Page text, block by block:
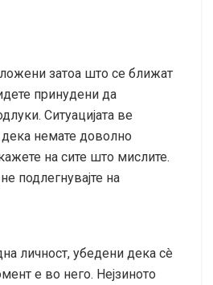
затоа што се ближат
принудени да
Ситуацијата ве
немате доволно
на сите што мислите.
подлегнувајте на
личност, убедени дека сè
е во него. Нејзиното